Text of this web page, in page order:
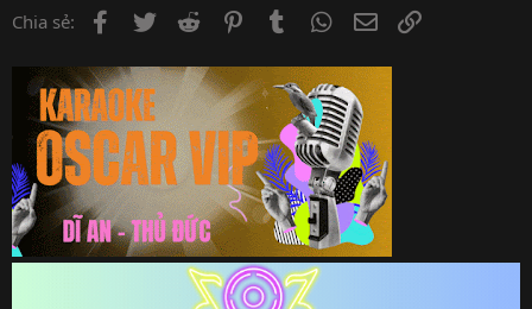
Chia sẻ: Facebook
Twitter Reddit PinterestTumblr WhatsApp
Email